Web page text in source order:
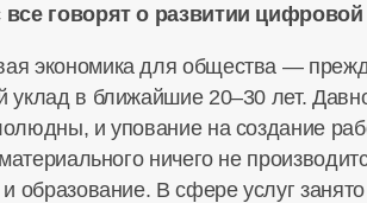
говорят о развитии
экономика для общества —
уклад в ближайшие 20–30 лет.
и упование на создание
ничего не
образование. В сфере услуг